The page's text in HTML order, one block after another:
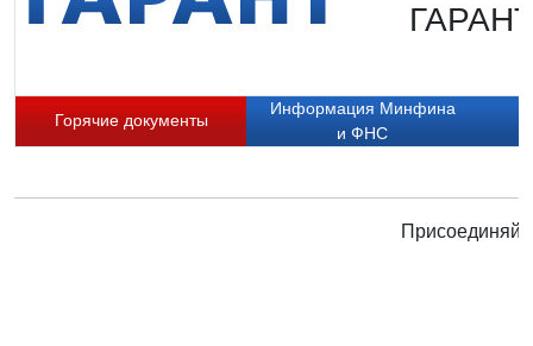
Горячие документы
Информация Минфина
и ФНС